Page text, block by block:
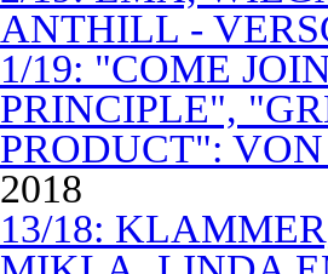
ANTHILL -
1/19: "COME
PRINCIPLE",
PRODUCT":
2018
13/18: